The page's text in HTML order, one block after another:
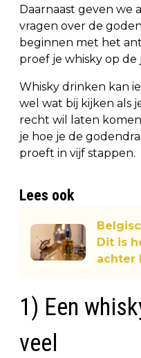
Daarnaast geven we
vragen over de
beginnen met het
proef je whisky op de
Whisky drinken kan
wel wat bij kijken als
recht wil laten
je hoe je de
proeft in vijf stappen.
Lees ook
Dit is
achter
1) Een
veel